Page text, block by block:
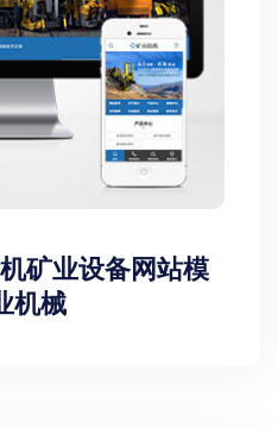
矿业设备网站模
机械